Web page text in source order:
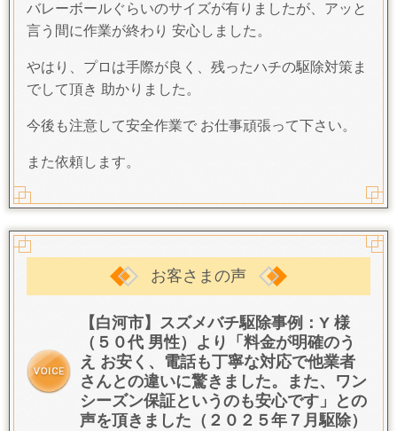
バレーボールぐらいのサイズが有りましたが、アッと
言う間に作業が終わり 安心しました。
やはり、プロは手際が良く、残ったハチの駆除対策ま
でして頂き 助かりました。
今後も注意して安全作業で お仕事頑張って下さい。
また依頼します。
お客さまの声
【白河市】スズメバチ駆除事例：Y 様
（５０代 男性）より「料金が明確のう
え お安く、電話も丁寧な対応で他業者
さんとの違いに驚きました。また、ワン
シーズン保証というのも安心です」との
声を頂きました（２０２５年７月駆除）